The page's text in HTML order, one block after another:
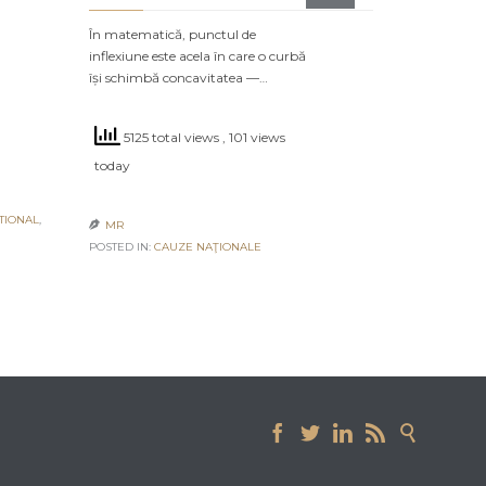
,
În matematică, punctul de
inflexiune este acela în care o curbă
își schimbă concavitatea —…
5125 total views , 101 views
today
 MR
POSTED IN: CAUZE NAŢIONALE
    